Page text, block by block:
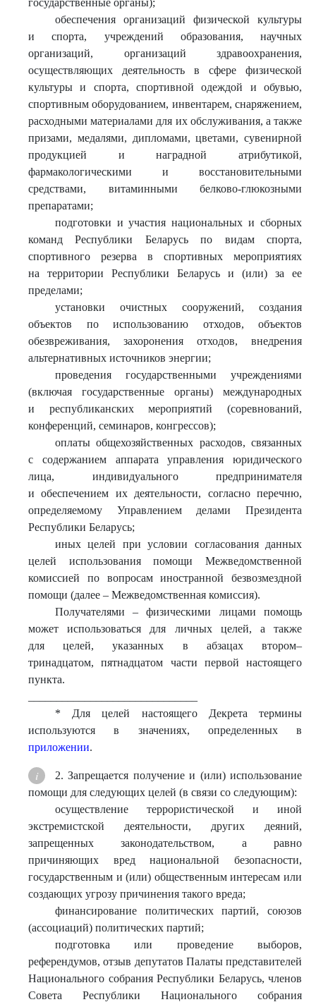
государственные органы);
обеспечения организаций физической культуры
и спорта, учреждений образования, научных
организаций, организаций здравоохранения,
осуществляющих деятельность в сфере физической
культуры и спорта, спортивной одеждой и обувью,
спортивным оборудованием, инвентарем, снаряжением,
расходными материалами для их обслуживания, а также
призами, медалями, дипломами, цветами, сувенирной
продукцией и наградной атрибутикой,
фармакологическими и восстановительными
средствами, витаминными белково-глюкозными
препаратами;
подготовки и участия национальных и сборных
команд Республики Беларусь по видам спорта,
спортивного резерва в спортивных мероприятиях
на территории Республики Беларусь и (или) за ее
пределами;
установки очистных сооружений, создания
объектов по использованию отходов, объектов
обезвреживания, захоронения отходов, внедрения
альтернативных источников энергии;
проведения государственными учреждениями
(включая государственные органы) международных
и республиканских мероприятий (соревнований,
конференций, семинаров, конгрессов);
оплаты общехозяйственных расходов, связанных
с содержанием аппарата управления юридического
лица, индивидуального предпринимателя
и обеспечением их деятельности, согласно перечню,
определяемому Управлением делами Президента
Республики Беларусь;
иных целей при условии согласования данных
целей использования помощи Межведомственной
комиссией по вопросам иностранной безвозмездной
помощи (далее – Межведомственная комиссия).
Получателями – физическими лицами помощь
может использоваться для личных целей, а также
для целей, указанных в абзацах втором–
тринадцатом, пятнадцатом части первой настоящего
пункта.
* Для целей настоящего Декрета термины
используются в значениях, определенных в
приложении.
2. Запрещается получение и (или) использование
помощи для следующих целей (в связи со следующим):
осуществление террористической и иной
экстремистской деятельности, других деяний,
запрещенных законодательством, а равно
причиняющих вред национальной безопасности,
государственным и (или) общественным интересам или
создающих угрозу причинения такого вреда;
финансирование политических партий, союзов
(ассоциаций) политических партий;
подготовка или проведение выборов,
референдумов, отзыв депутатов Палаты представителей
Национального собрания Республики Беларусь, членов
Совета Республики Национального собрания